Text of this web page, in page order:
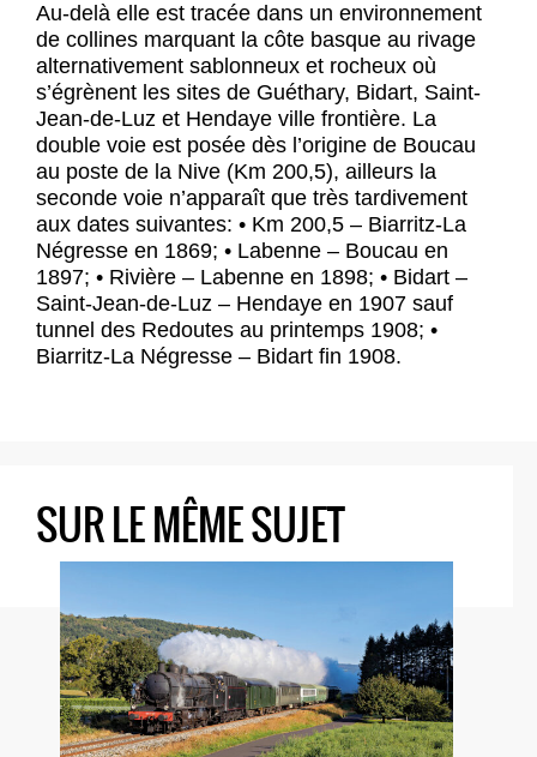
Au-delà elle est tracée dans un environnement
de collines marquant la côte basque au rivage
alternativement sablonneux et rocheux où
s’égrènent les sites de Guéthary, Bidart, Saint-
Jean-de-Luz et Hendaye ville frontière. La
double voie est posée dès l’origine de Boucau
au poste de la Nive (Km 200,5), ailleurs la
seconde voie n’apparaît que très tardivement
aux dates suivantes: • Km 200,5 – Biarritz-La
Négresse en 1869; • Labenne – Boucau en
1897; • Rivière – Labenne en 1898; • Bidart –
Saint-Jean-de-Luz – Hendaye en 1907 sauf
tunnel des Redoutes au printemps 1908; •
Biarritz-La Négresse – Bidart fin 1908.
SUR LE MÊME SUJET